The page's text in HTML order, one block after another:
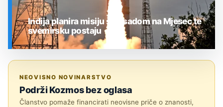
Indija planira misiju s posadom na Mjesec te
svemirsku postaju
NEOVISNO NOVINARSTVO
Podrži Kozmos bez oglasa
Članstvo pomaže financirati neovisne priče o znanosti,